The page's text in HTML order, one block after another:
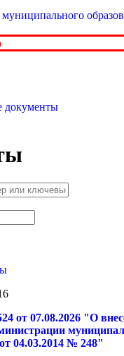
муниципального
документы
от 07.08.2026 "О
04.03.2014 № 248"